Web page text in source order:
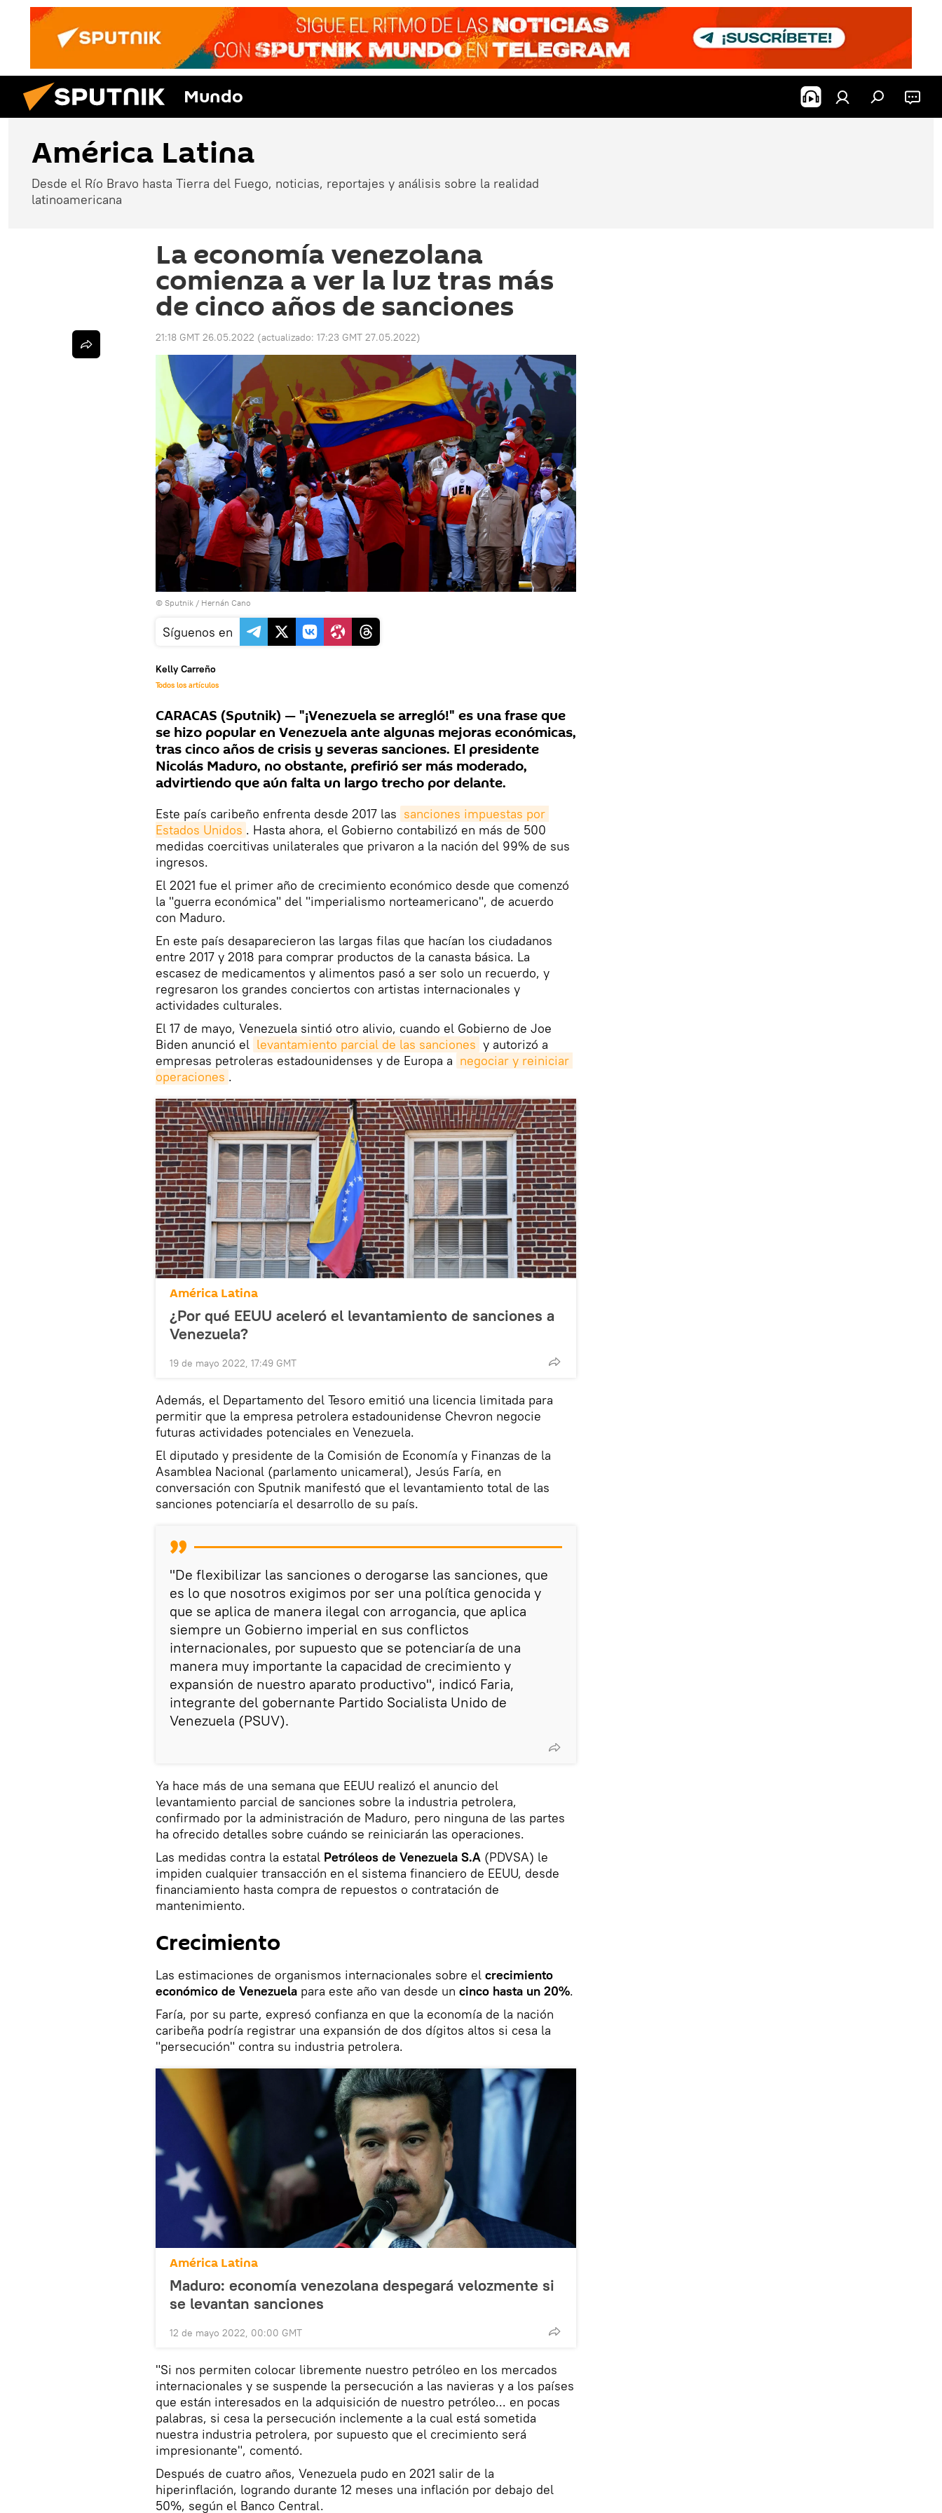
Mundo
América Latina
Desde el Río Bravo hasta Tierra del Fuego, noticias, reportajes y análisis sobre la realidad
latinoamericana
La economía venezolana
comienza a ver la luz tras más
de cinco años de sanciones
21:18 GMT 26.05.2022 (actualizado: 17:23 GMT 27.05.2022)
© Sputnik / Hernán Cano
Síguenos en
Kelly Carreño
Todos los artículos
CARACAS (Sputnik) — "¡Venezuela se arregló!" es una frase que
se hizo popular en Venezuela ante algunas mejoras económicas,
tras cinco años de crisis y severas sanciones. El presidente
Nicolás Maduro, no obstante, prefirió ser más moderado,
advirtiendo que aún falta un largo trecho por delante.
Este país caribeño enfrenta desde 2017 las sanciones impuestas por
Estados Unidos . Hasta ahora, el Gobierno contabilizó en más de 500
medidas coercitivas unilaterales que privaron a la nación del 99% de sus
ingresos.
El 2021 fue el primer año de crecimiento económico desde que comenzó
la "guerra económica" del "imperialismo norteamericano", de acuerdo
con Maduro.
En este país desaparecieron las largas filas que hacían los ciudadanos
entre 2017 y 2018 para comprar productos de la canasta básica. La
escasez de medicamentos y alimentos pasó a ser solo un recuerdo, y
regresaron los grandes conciertos con artistas internacionales y
actividades culturales.
El 17 de mayo, Venezuela sintió otro alivio, cuando el Gobierno de Joe
Biden anunció el levantamiento parcial de las sanciones y autorizó a
empresas petroleras estadounidenses y de Europa a negociar y reiniciar
operaciones .
América Latina
¿Por qué EEUU aceleró el levantamiento de sanciones a
Venezuela?
19 de mayo 2022, 17:49 GMT
Además, el Departamento del Tesoro emitió una licencia limitada para
permitir que la empresa petrolera estadounidense Chevron negocie
futuras actividades potenciales en Venezuela.
El diputado y presidente de la Comisión de Economía y Finanzas de la
Asamblea Nacional (parlamento unicameral), Jesús Faría, en
conversación con Sputnik manifestó que el levantamiento total de las
sanciones potenciaría el desarrollo de su país.
"De flexibilizar las sanciones o derogarse las sanciones, que
es lo que nosotros exigimos por ser una política genocida y
que se aplica de manera ilegal con arrogancia, que aplica
siempre un Gobierno imperial en sus conflictos
internacionales, por supuesto que se potenciaría de una
manera muy importante la capacidad de crecimiento y
expansión de nuestro aparato productivo", indicó Faria,
integrante del gobernante Partido Socialista Unido de
Venezuela (PSUV).
Ya hace más de una semana que EEUU realizó el anuncio del
levantamiento parcial de sanciones sobre la industria petrolera,
confirmado por la administración de Maduro, pero ninguna de las partes
ha ofrecido detalles sobre cuándo se reiniciarán las operaciones.
Las medidas contra la estatal Petróleos de Venezuela S.A (PDVSA) le
impiden cualquier transacción en el sistema financiero de EEUU, desde
financiamiento hasta compra de repuestos o contratación de
mantenimiento.
Crecimiento
Las estimaciones de organismos internacionales sobre el crecimiento
económico de Venezuela para este año van desde un cinco hasta un 20%.
Faría, por su parte, expresó confianza en que la economía de la nación
caribeña podría registrar una expansión de dos dígitos altos si cesa la
"persecución" contra su industria petrolera.
América Latina
Maduro: economía venezolana despegará velozmente si
se levantan sanciones
12 de mayo 2022, 00:00 GMT
"Si nos permiten colocar libremente nuestro petróleo en los mercados
internacionales y se suspende la persecución a las navieras y a los países
que están interesados en la adquisición de nuestro petróleo... en pocas
palabras, si cesa la persecución inclemente a la cual está sometida
nuestra industria petrolera, por supuesto que el crecimiento será
impresionante", comentó.
Después de cuatro años, Venezuela pudo en 2021 salir de la
hiperinflación, logrando durante 12 meses una inflación por debajo del
50%, según el Banco Central.